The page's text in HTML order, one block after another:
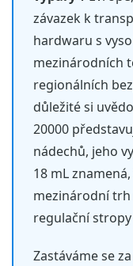
závazek k
hardwaru s
mezinárodních
regionálních
důležité si
20000
nádechů, jeho
18 mL
mezinárodní
regulační
Zastáváme se